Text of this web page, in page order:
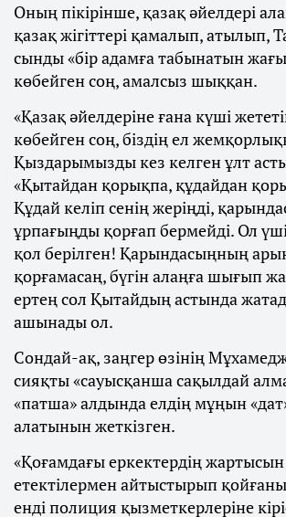
Оның пікірінше, қазақ әйелдері
қазақ жігіттері қамалып, атылып,
сынды «бір адамға табынатын
көбейген соң, амалсыз шыққан.
«Қазақ әйелдеріне ғана күші
көбейген соң, біздің ел
Қыздарымызды кез келген ұлт
«Қытайдан қорықпа, құдайдан
Құдай келіп сенің жеріңді,
ұрпағыңды қорғап бермейді. Ол
қол берілген! Қарындасыңның
қорғамасаң, бүгін алаңға шығып
ертең сол Қытайдың астында
ашынады ол.
Сондай-ақ, заңгер өзінің
сияқты «сауысқанша сақылдай
«патша» алдында елдің мұңын
алатынын жеткізген.
«Қоғамдағы еркектердің
етектілермен айтыстырып
енді полиция қызметкерлеріне